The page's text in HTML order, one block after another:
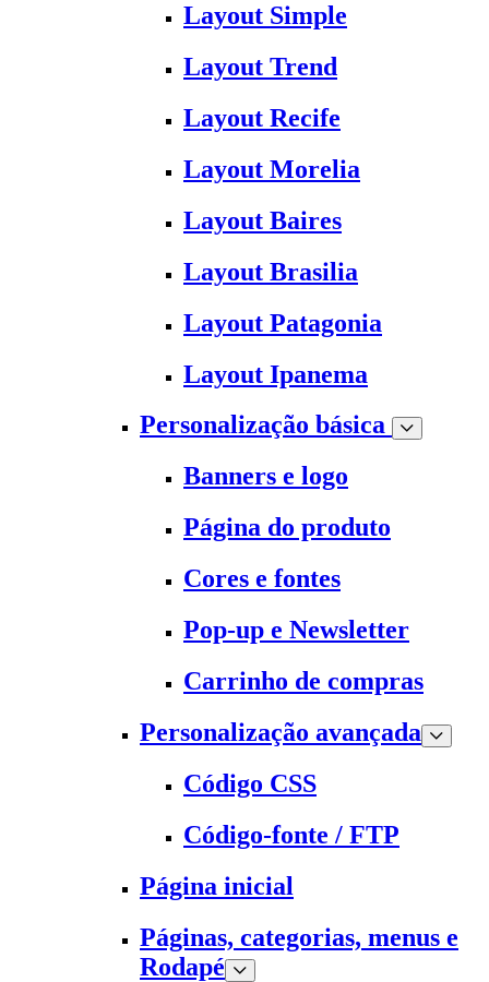
Layout Simple
Layout Trend
Layout Recife
Layout Morelia
Layout Baires
Layout Brasilia
Layout Patagonia
Layout Ipanema
Personalização básica
Banners e logo
Página do produto
Cores e fontes
Pop-up e Newsletter
Carrinho de compras
Personalização avançada
Código CSS
Código-fonte / FTP
Página inicial
Páginas, categorias, menus e
Rodapé